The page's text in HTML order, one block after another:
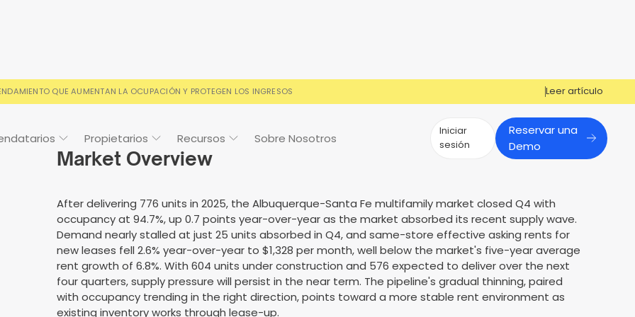
QUE AUMENTAN LA OCUPACIÓN Y PROTEGEN LOS INGRESOS Leer artículo
Propietarios Recursos Sobre Nosotros
Iniciar
sesión
Reservar una
Demo
condiciones de alquiler
Preguntas frecuentes
Sus preguntas, respondidas
¿Tiene preguntas?
¡Cosign puede ayudarle a obtener la
aprobación!
Contáctenos
y con la confianza de los
Preguntas frecuentes
Todo lo que necesitas saber
¿Tiene preguntas?
Cosign puede ayudarte a aprobar
más solicitantes
Contáctenos
Casos de estudio
Calendario de
eventos
Reportes de mercado Múltiples Influencers
Market Overview
After delivering 776 units in 2025, the Albuquerque-Santa Fe multifamily market closed Q4 with
occupancy at 94.7%, up 0.7 points year-over-year as the market absorbed its recent supply wave.
Demand nearly stalled at just 25 units absorbed in Q4, and same-store effective asking rents for
new leases fell 2.6% year-over-year to $1,328 per month, well below the market's five-year average
rent growth of 6.8%. With 604 units under construction and 576 expected to deliver over the next
four quarters, supply pressure will persist in the near term. The pipeline's gradual thinning, paired
with occupancy trending in the right direction, points toward a more stable rent environment as
existing inventory works through lease-up.